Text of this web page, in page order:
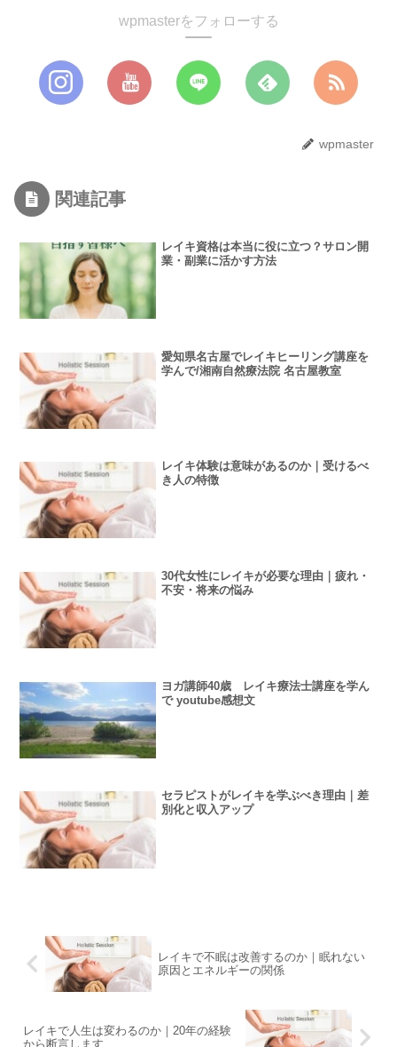
wpmasterをフォローする
wpmaster
関連記事
レイキ資格は本当に役に立つ？サロン開
業・副業に活かす方法
愛知県名古屋でレイキヒーリング講座を
学んで/湘南自然療法院 名古屋教室
レイキ体験は意味があるのか｜受けるべ
き人の特徴
30代女性にレイキが必要な理由｜疲れ・
不安・将来の悩み
ヨガ講師40歳 レイキ療法士講座を学ん
で youtube感想文
セラピストがレイキを学ぶべき理由｜差
別化と収入アップ
レイキで不眠は改善するのか｜眠れない
原因とエネルギーの関係
レイキで人生は変わるのか｜20年の経験
から断言します